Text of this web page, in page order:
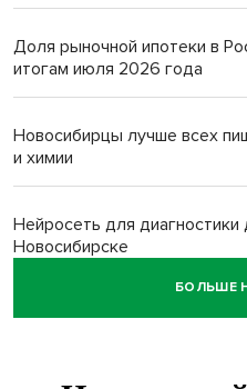
Доля рыночной ипотеки в
итогам июля 2026 года
Новосибирцы лучше всех
и химии
Нейросеть для диагностики
Новосибирске
Двум бойцам СВО после
БОЛЬШЕ